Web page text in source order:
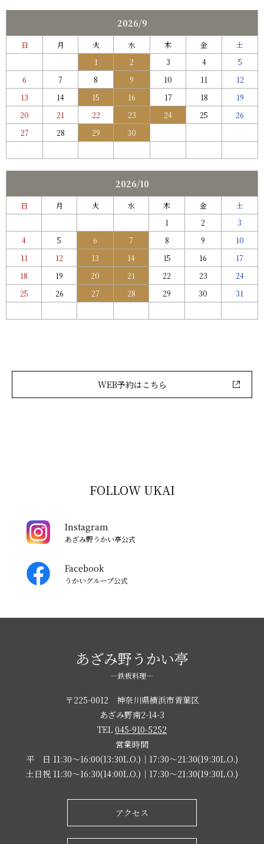
WEB予約はこちら
FOLLOW UKAI
Instagram
あざみ野うかい亭公式
Facebook
うかいグループ公式
あざみ野うかい亭
―鉄板料理―
〒225-0012 神奈川県横浜市青葉区
あざみ野南2-14-3
TEL 045-910-5252
営業時間
平 日 11:30～16:00(13:30L.O.)｜17:30～21:30(19:30L.O.)
土日祝 11:30～16:30(14:00L.O.)｜17:30～21:30(19:30L.O.)
アクセス